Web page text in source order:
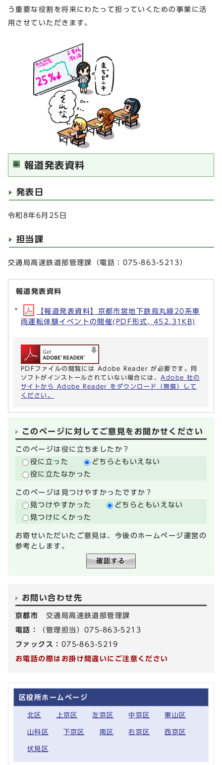
う重要な役割を将来にわたって担っていくための事業に活
用させていただきます。
報道発表資料
発表日
令和8年6月25日
担当課
交通局高速鉄道部管理課（電話：075-863-5213）
報道発表資料
【報道発表資料】京都市営地下鉄烏丸線20系車
両運転体験イベントの開催(PDF形式, 452.31KB)
PDFファイルの閲覧には Adobe Reader が必要です。同
ソフトがインストールされていない場合には、 Adobe 社の
サイトから Adobe Reader をダウンロード（無償）して
ください。
このページに対してご意見をお聞かせください
このページは役に立ちましたか？
役に立った
どちらともいえない
役に立たなかった
このページは見つけやすかったですか？
見つけやすかった
どちらともいえない
見つけにくかった
お寄せいただいたご意見は、今後のホームページ運営の
参考とします。
お問い合わせ先
京都市 交通局高速鉄道部管理課
電話：
（管理担当）075-863-5213
ファックス： 075-863-5219
お電話の際はお掛け間違いにご注意ください
区役所ホームページ
北区 上京区 左京区 中京区 東山区
山科区 下京区 南区 右京区 西京区
伏見区